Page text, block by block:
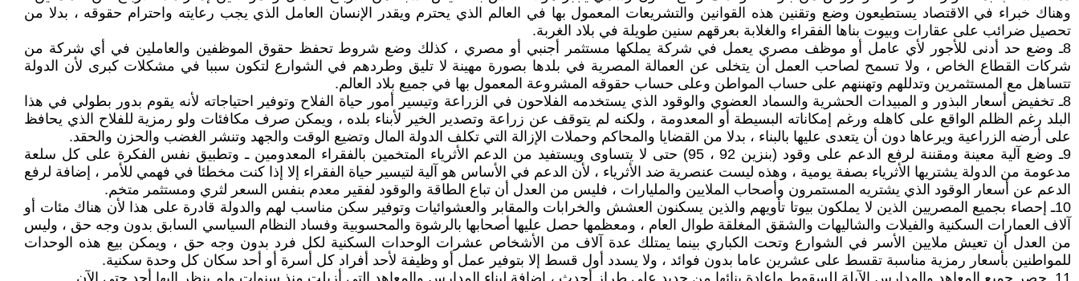
وهناك خبراء في الاقتصاد يستطيعون وضع وتقنين هذه القوانين والتشريعات المعمول بها في العالم الذي يحترم ويقدر الإنسان العامل الذي يجب رعايته واحترام حقوقه ، بدلا من
تحصيل ضرائب على عقارات وبيوت بناها الفقراء والغلابة بعرقهم سنين طويلة في بلاد الغربة.
8ـ وضع حد أدنى للأجور لأي عامل أو موظف مصري يعمل في شركة يملكها مستثمر أجنبي أو مصري ، كذلك وضع شروط تحفظ حقوق الموظفين والعاملين في أي شركة من
شركات القطاع الخاص ، ولا تسمح لصاحب العمل أن يتخلى عن العمالة المصرية في بلدها بصورة مهينة لا تليق وطردهم في الشوارع لتكون سببا في مشكلات كبرى لأن الدولة
تتساهل مع المستثمرين وتدللهم وتهننهم على حساب المواطن وعلى حساب حقوقه المشروعة المعمول بها في جميع بلاد العالم.
8ـ تخفيض أسعار البذور و المبيدات الحشرية والسماد العضوي والوقود الذي يستخدمه الفلاحون في الزراعة وتيسير أمور حياة الفلاح وتوفير احتياجاته لأنه يقوم بدور بطولي في هذا
البلد رغم الظلم الواقع على كاهله ورغم إمكاناته البسيطة أو المعدومة ، ولكنه لم يتوقف عن زراعة وتصدير الخير لأبناء بلده ، ويمكن صرف مكافئات ولو رمزية للفلاح الذي يحافظ
على أرضه الزراعية ويرعاها دون أن يتعدى عليها بالبناء ، بدلا من القضايا والمحاكم وحملات الإزالة التي تكلف الدولة المال وتضيع الوقت والجهد وتنشر الغضب والحزن والحقد.
9ـ وضع آلية معينة ومقننة لرفع الدعم على وقود (بنزين 92 ، 95) حتى لا يتساوى ويستفيد من الدعم الأثرياء المتخمين بالفقراء المعدومين ـ وتطبيق نفس الفكرة على كل سلعة
مدعومة من الدولة يشتريها الأثرياء بصفة يومية ، وهذه ليست عنصرية ضد الأثرياء ، لأن الدعم في الأساس هو آلية لتيسير حياة الفقراء إلا إذا كنت مخطئا في فهمي للأمر ، إضافة لرفع
الدعم عن أسعار الوقود الذي يشتريه المستمرون وأصحاب الملايين والمليارات ، فليس من العدل أن تباع الطاقة والوقود لفقير معدم بنفس السعر لثري ومستثمر متخم.
10ـ إحصاء بجميع المصريين الذين لا يملكون بيوتا تأويهم والذين يسكنون العشش والخرابات والمقابر والعشوائيات وتوفير سكن مناسب لهم والدولة قادرة على هذا لأن هناك مئات أو
آلاف العمارات السكنية والفيلات والشاليهات والشقق المغلقة طوال العام ، ومعظمها حصل عليها أصحابها بالرشوة والمحسوبية وفساد النظام السياسي السابق بدون وجه حق ، وليس
من العدل أن تعيش ملايين الأسر في الشوارع وتحت الكباري بينما يمتلك عدة آلاف من الأشخاص عشرات الوحدات السكنية لكل فرد بدون وجه حق ، ويمكن بيع هذه الوحدات
للمواطنين بأسعار رمزية مناسبة تقسط على عشرين عاما بدون فوائد ، ولا يسدد أول قسط إلا بتوفير عمل أو وظيفة لأحد أفراد كل أسرة أو أحد سكان كل وحدة سكنية.